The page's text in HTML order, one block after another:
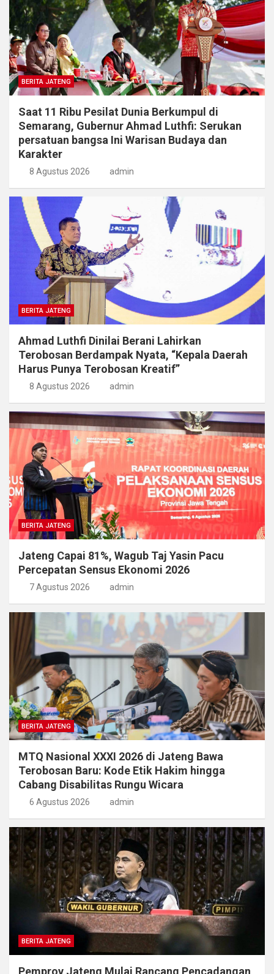
BERITA JATENG
Saat 11 Ribu Pesilat Dunia Berkumpul di
Semarang, Gubernur Ahmad Luthfi: Serukan
persatuan bangsa Ini Warisan Budaya dan
Karakter
8 Agustus 2026 admin
BERITA JATENG
Ahmad Luthfi Dinilai Berani Lahirkan
Terobosan Berdampak Nyata, “Kepala Daerah
Harus Punya Terobosan Kreatif”
8 Agustus 2026 admin
BERITA JATENG
Jateng Capai 81%, Wagub Taj Yasin Pacu
Percepatan Sensus Ekonomi 2026
7 Agustus 2026 admin
BERITA JATENG
MTQ Nasional XXXI 2026 di Jateng Bawa
Terobosan Baru: Kode Etik Hakim hingga
Cabang Disabilitas Rungu Wicara
6 Agustus 2026 admin
BERITA JATENG
Pemprov Jateng Mulai Rancang Pencadangan